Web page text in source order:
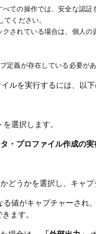
ての操作では、安全な認
てください。
されている場合は、個人
定義が存在している必要があ
ルを実行するには、以下
選択します。
・プロファイル作成の実
どうかを選択し、キャプ
値がキャプチャーされ
ます。